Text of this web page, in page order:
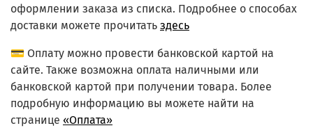
оформлении заказа из списка. Подробнее о способах
доставки можете прочитать здесь
💳 Оплату можно провести банковской картой на
сайте. Также возможна оплата наличными или
банковской картой при получении товара. Более
подробную информацию вы можете найти на
странице «Оплата»